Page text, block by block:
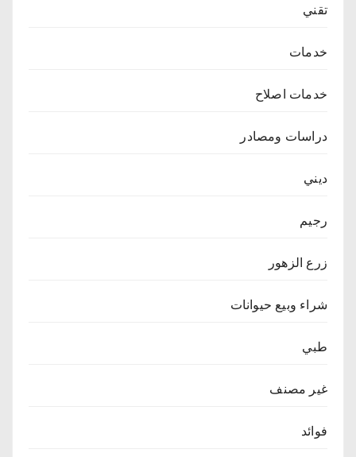
تقني
خدمات
خدمات اصلاح
دراسات ومصادر
ديني
رجيم
زرع الزهور
شراء وبيع حيوانات
طبي
غير مصنف
فوائد